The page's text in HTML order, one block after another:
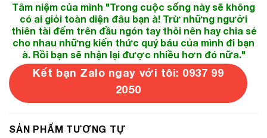
Tâm niệm của mình "Trong cuộc sống này sẽ không
có ai giỏi toàn diện đâu bạn à! Trừ những người
thiên tài đếm trên đầu ngón tay thôi nên hay chia sẻ
cho nhau những kiến thức quý báu của mình đi bạn
à. Rồi bạn sẽ nhận lại được nhiều hơn đó nữa."
Kết bạn Zalo ngay với tôi: 0937 99
2050
SẢN PHẨM TƯƠNG TỰ